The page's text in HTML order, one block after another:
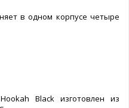
в одном корпусе четыре
Black изготовлен из